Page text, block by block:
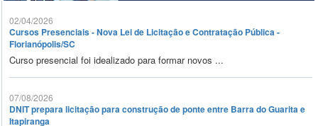
02/04/2026
Cursos Presenciais - Nova Lei de Licitação e Contratação Pública -
Florianópolis/SC
Curso presencial foi idealizado para formar novos ...
07/08/2026
DNIT prepara licitação para construção de ponte entre Barra do Guarita e
Itapiranga